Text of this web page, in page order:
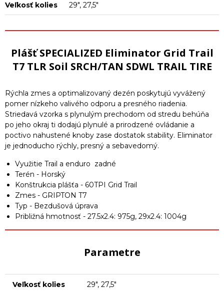
Veľkosť kolies 29", 27,5"
Plášť SPECIALIZED Eliminator Grid Trail
T7 TLR Soil SRCH/TAN SDWL TRAIL TIRE
Rýchla zmes a optimalizovaný dezén poskytujú vyvážený
pomer nízkeho valivého odporu a presného riadenia.
Striedavá vzorka s plynulým prechodom od stredu behúňa
po jeho okraj ti dodajú plynulé a prirodzené ovládanie a
poctivo nahustené knoby zase dostatok stability. Eliminator
je jednoducho rýchly, presný a sebavedomý.
Využitie Trail a enduro zadné
Terén - Horský
Konštrukcia plášťa - 60TPI Grid Trail
Zmes - GRIPTON T7
Typ - Bezdušová úprava
Približná hmotnosť - 27.5x2.4: 975g, 29x2.4: 1004g
Parametre
Veľkosť kolies 29", 27,5"